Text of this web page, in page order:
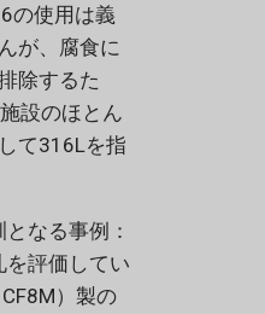
の使用は義
が、腐食に
除するた
設のほとん
て316Lを指
なる事例：
評価してい
）製の